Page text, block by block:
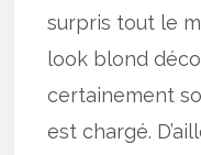
surpris tout le
look blond
certainement
est chargé.